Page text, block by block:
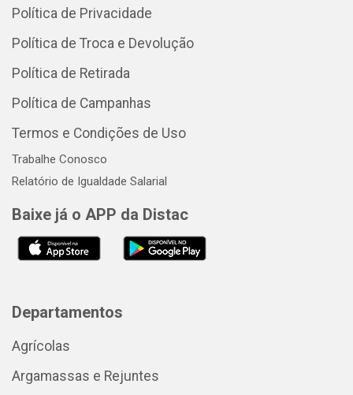
Política de Privacidade
Política de Troca e Devolução
Política de Retirada
Política de Campanhas
Termos e Condições de Uso
Trabalhe Conosco
Relatório de Igualdade Salarial
Baixe já o APP da Distac
Departamentos
Agrícolas
Argamassas e Rejuntes